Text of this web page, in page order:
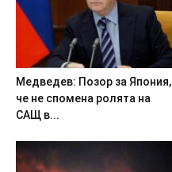
Meдвeдeв: Пoзop зa Япoния,
чe нe cпoмeнa poлятa нa
CAЩ в...